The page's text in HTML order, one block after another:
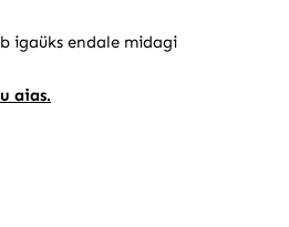
igaüks endale midagi
aias.